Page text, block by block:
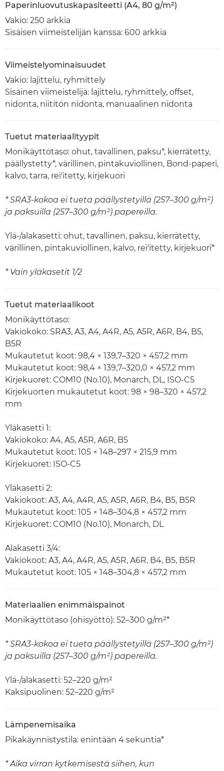
Paperinluovutuskapasiteetti (A4, 80 g/m²)
Vakio: 250 arkkia
Sisäisen viimeistelijän kanssa: 600 arkkia
Viimeistelyominaisuudet
Vakio: lajittelu, ryhmittely
Sisäinen viimeistelijä: lajittelu, ryhmittely, offset,
nidonta, niititön nidonta, manuaalinen nidonta
Tuetut materiaalityypit
Monikäyttötaso: ohut, tavallinen, paksu*, kierrätetty,
päällystetty*, värillinen, pintakuviollinen, Bond-paperi,
kalvo, tarra, rei'itetty, kirjekuori
* SRA3-kokoa ei tueta päällystetyillä (257–300 g/m²)
ja paksuilla (257–300 g/m²) papereilla.
Ylä-/alakasetti: ohut, tavallinen, paksu, kierrätetty,
värillinen, pintakuviollinen, kalvo, rei'itetty, kirjekuori*
* Vain yläkasetit 1/2
Tuetut materiaalikoot
Monikäyttötaso:
Vakiokoko: SRA3, A3, A4, A4R, A5, A5R, A6R, B4, B5,
B5R
Mukautetut koot: 98,4 × 139,7–320 × 457,2 mm
Mukautetut koot: 98,4 × 139,7–320,0 × 457,2 mm
Kirjekuoret: COM10 (No.10), Monarch, DL, ISO-C5
Kirjekuorten mukautetut koot: 98 × 98–320 × 457,2
mm
Yläkasetti 1:
Vakiokoko: A4, A5, A5R, A6R, B5
Mukautetut koot: 105 × 148–297 × 215,9 mm
Kirjekuoret: ISO-C5
Yläkasetti 2:
Vakiokoot: A3, A4, A4R, A5, A5R, A6R, B4, B5, B5R
Mukautetut koot: 105 × 148–304,8 × 457,2 mm
Kirjekuoret: COM10 (No.10), Monarch, DL
Alakasetti 3/4:
Vakiokoot: A3, A4, A4R, A5, A5R, A6R, B4, B5, B5R
Mukautetut koot: 105 × 148–304,8 × 457,2 mm
Materiaalien enimmäispainot
Monikäyttötaso (ohisyöttö): 52–300 g/m²*
* SRA3-kokoa ei tueta päällystetyillä (257–300 g/m²)
ja paksuilla (257–300 g/m²) papereilla.
Ylä-/alakasetti: 52–220 g/m²
Kaksipuolinen: 52–220 g/m²
Lämpenemisaika
Pikakäynnistystila: enintään 4 sekuntia*
* Aika virran kytkemisestä siihen, kun